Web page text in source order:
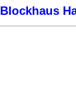
Blockhaus